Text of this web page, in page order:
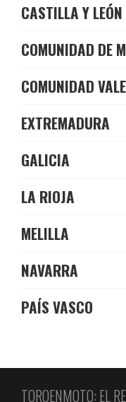
CASTILLA Y LEÓN
COMUNIDAD DE
COMUNIDAD
EXTREMADURA
GALICIA
LA RIOJA
MELILLA
NAVARRA
PAÍS VASCO
TOROENMOTO: EL